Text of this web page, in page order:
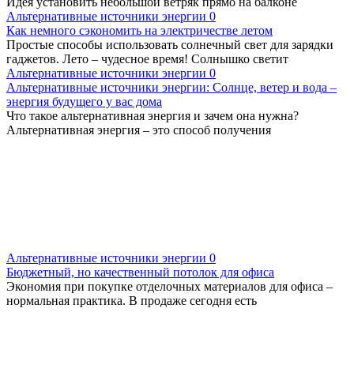
Альтернативные источники энергии 0
Как немного сэкономить на электричестве летом
Простые способы использовать солнечный свет для зарядки
гаджетов. Лето – чудесное время! Солнышко светит
Альтернативные источники энергии 0
Альтернативные источники энергии: Солнце, ветер и вода –
энергия будущего у вас дома
Что такое альтернативная энергия и зачем она нужна?
Альтернативная энергия – это способ получения
Альтернативные источники энергии 0
Бюджетный, но качественный потолок для офиса
Экономия при покупке отделочных материалов для офиса –
нормальная практика. В продаже сегодня есть